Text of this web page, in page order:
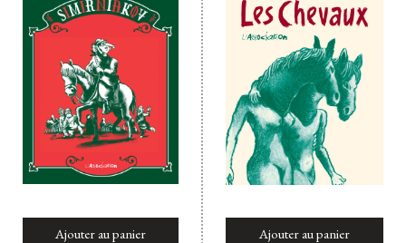
Ajouter au panier Ajouter au panier